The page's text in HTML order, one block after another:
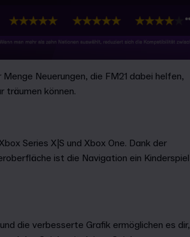
Neuerungen, die FM21 dabei helfen,
träumen können.
Series X|S und Xbox One. Dank der
ist die Navigation ein Kinderspiel
die verbesserte Grafik ermöglichen es dir,